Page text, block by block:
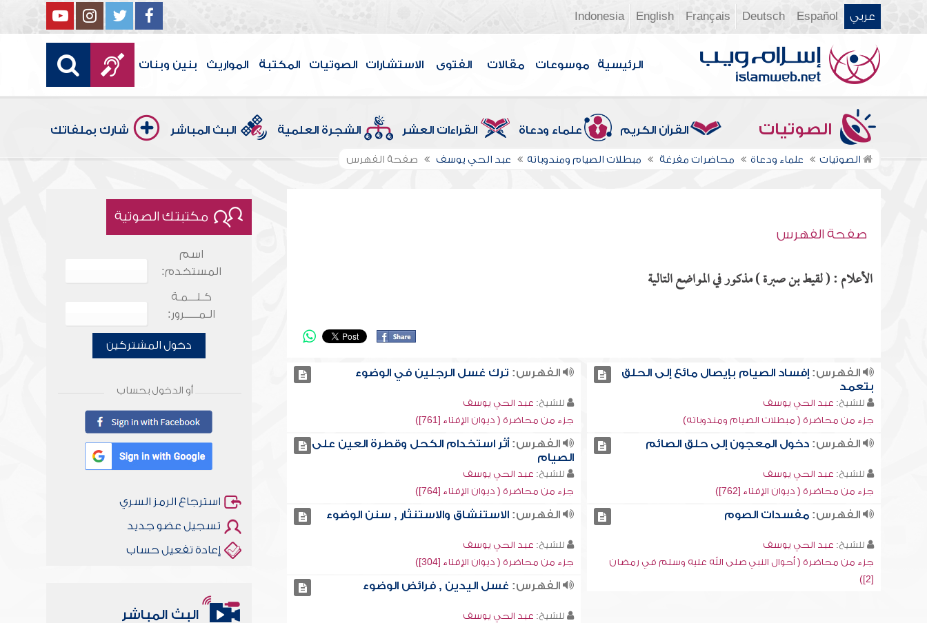
عربي Español
Deutsch
Français
English
Indonesia
الرئيسية موسوعات مقالات الفتوى الاستشارات الصوتيات المكتبة المواريث بنين وبنات
الصوتيات القرآن الكريم علماء ودعاة القراءات العشر الشجرة العلمية البث المباشر شارك بملفاتك
الصوتيات علماء ودعاة محاضرات مفرغة مبطلات الصيام ومندوباته عبد الحي يوسف صفحة الفهرس
صفحة الفهرس
الأعلام : ( لقيط بن صبرة ) مذكور في المواضع التالية
الفهرس:إفساد الصيام بإيصال مائع إلى الحلق
بتعمد
للشيخ: عبد الحي يوسف
جزء من محاضرة ( مبطلات الصيام ومندوباته)
الفهرس: ترك غسل الرجلين في الوضوء
للشيخ: عبد الحي يوسف
جزء من محاضرة ( ديوان الإفتاء [761])
الفهرس:دخول المعجون إلى حلق الصائم
للشيخ: عبد الحي يوسف
جزء من محاضرة ( ديوان الإفتاء [762])
الفهرس: أثر استخدام الكحل وقطرة العين على
الصيام
للشيخ: عبد الحي يوسف
جزء من محاضرة ( ديوان الإفتاء [764])
الفهرس:مفسدات الصوم
للشيخ: عبد الحي يوسف
جزء من محاضرة ( أحوال النبي صلى الله عليه وسلم في رمضان
[2])
الفهرس: الاستنشاق والاستنثار , سنن الوضوء
للشيخ: عبد الحي يوسف
جزء من محاضرة ( ديوان الإفتاء [304])
الفهرس: غسل اليدين , فرائض الوضوء
للشيخ: عبد الحي يوسف
مكتبتك الصوتية
اسم
المستخدم:
كـلـــمـة
الـمـــــرور:
دخول المشتركين
أو الدخول بحساب
استرجاع الرمز السري
تسجيل عضو جديد
إعادة تفعيل حساب
البث المباشر